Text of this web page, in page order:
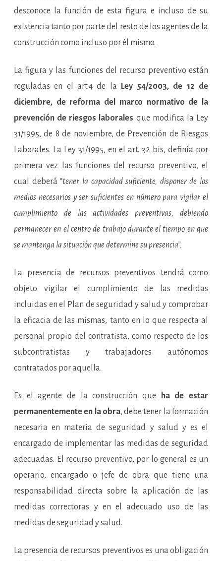
desconoce la función de esta figura e incluso de su
existencia tanto por parte del resto de los agentes de la
construcción como incluso por él mismo.
La figura y las funciones del recurso preventivo están
reguladas en el art.4 de la
Ley 54/2003, de 12 de
diciembre, de reforma del marco normativo de la
prevención de riesgos laborales que modifica la Ley
31/1995, de 8 de noviembre, de Prevención de Riesgos
Laborales. La Ley 31/1995, en el art. 32 bis, definía por
primera vez las funciones del recurso preventivo, el
cual deberá “tener la capacidad suficiente, disponer de los
medios necesarios y ser suficientes en número para vigilar el
cumplimiento de las actividades preventivas, debiendo
permanecer en el centro de trabajo durante el tiempo en que
se mantenga la situación que determine su presencia”.
La presencia de recursos preventivos tendrá como
objeto vigilar el cumplimiento de las medidas
incluidas en el Plan de seguridad y salud y comprobar
la eficacia de las mismas, tanto en lo que respecta al
personal propio del contratista, como respecto de los
subcontratistas y trabajadores autónomos
contratados por aquella.
Es el agente de la construcción que
ha de estar
permanentemente en la obra, debe tener la formación
necesaria en materia de seguridad y salud y es el
encargado de implementar las medidas de seguridad
adecuadas. El recurso preventivo, por lo general es un
operario, encargado o jefe de obra que tiene una
responsabilidad directa sobre la aplicación de las
medidas correctoras y en el adecuado uso de las
medidas de seguridad y salud.
La presencia de recursos preventivos es una obligación